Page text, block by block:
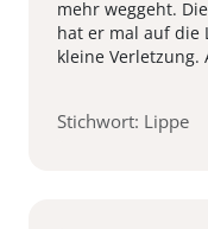
mehr weggeht.
hat er mal auf die
kleine Verletzung.
Stichwort: Lippe